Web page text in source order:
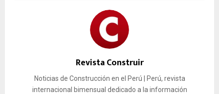
Revista Construir
Noticias de Construcción en el Perú | Perú, revista
internacional bimensual dedicado a la información